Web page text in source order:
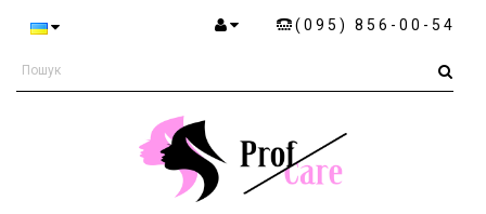
(095) 856-00-54